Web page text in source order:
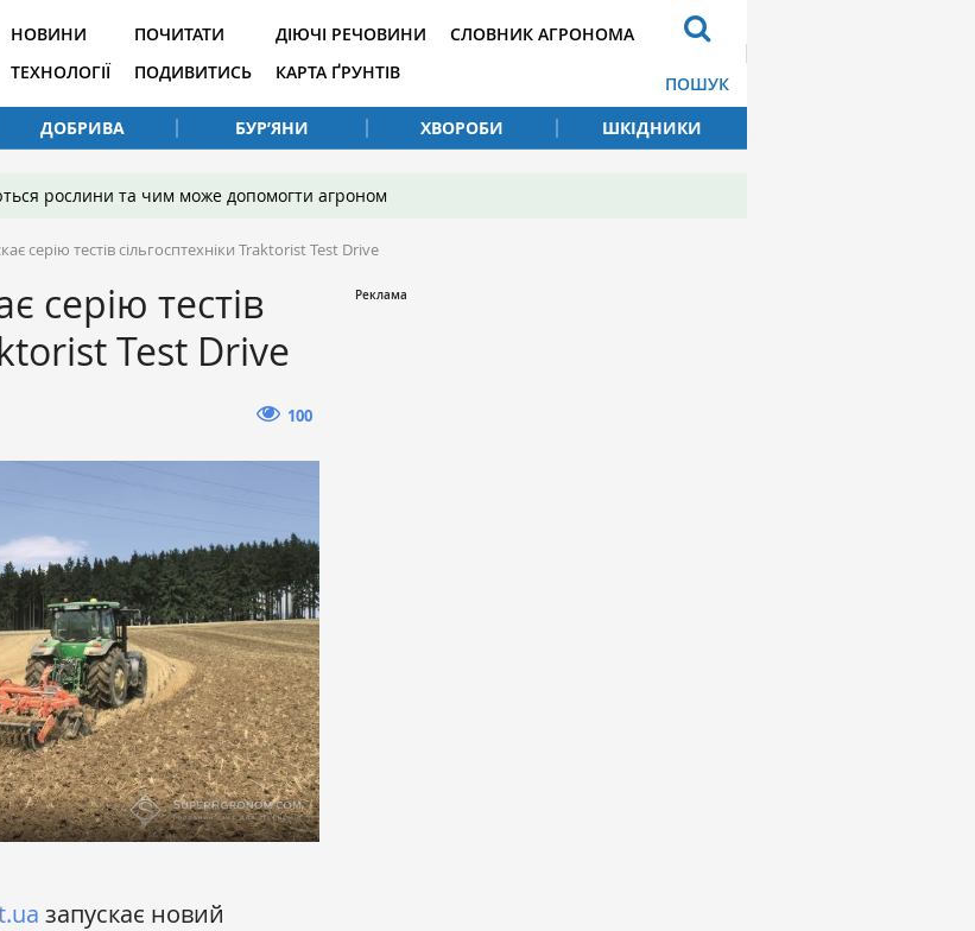
НОВИНИ
ТЕХНОЛОГІЇ
ПОЧИТАТИ
ПОДИВИТИСЬ
ДІЮЧІ РЕЧОВИНИ
КАРТА ҐРУНТІВ
СЛОВНИК АГРОНОМА
ПОШУК
ДОБРИВА БУР’ЯНИ ХВОРОБИ ШКІДНИКИ
рослини та чим може допомогти агроном
серію тестів сільгосптехніки Traktorist Test Drive
серію тестів
Test Drive
100
запускає новий